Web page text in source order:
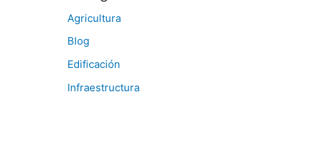
Agricultura
Blog
Edificación
Infraestructura